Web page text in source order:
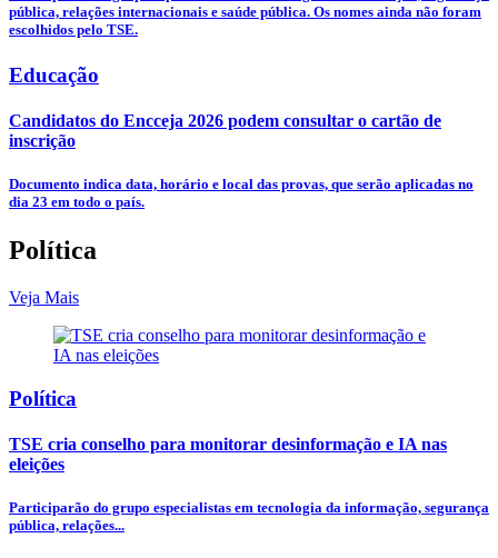
pública, relações internacionais e saúde pública. Os nomes ainda não foram
escolhidos pelo TSE.
Educação
Candidatos do Encceja 2026 podem consultar o cartão de
inscrição
Documento indica data, horário e local das provas, que serão aplicadas no
dia 23 em todo o país.
Política
Veja Mais
Política
TSE cria conselho para monitorar desinformação e IA nas
eleições
Participarão do grupo especialistas em tecnologia da informação, segurança
pública, relações...